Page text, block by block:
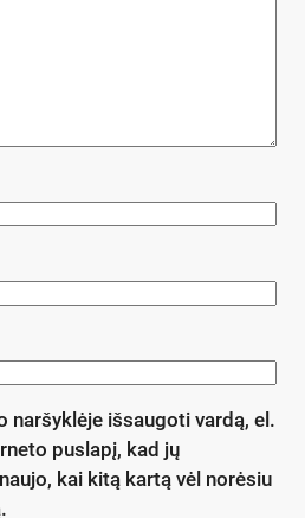
naršyklėje išsaugoti vardą, el.
puslapį, kad jų
kai kitą kartą vėl norėsiu